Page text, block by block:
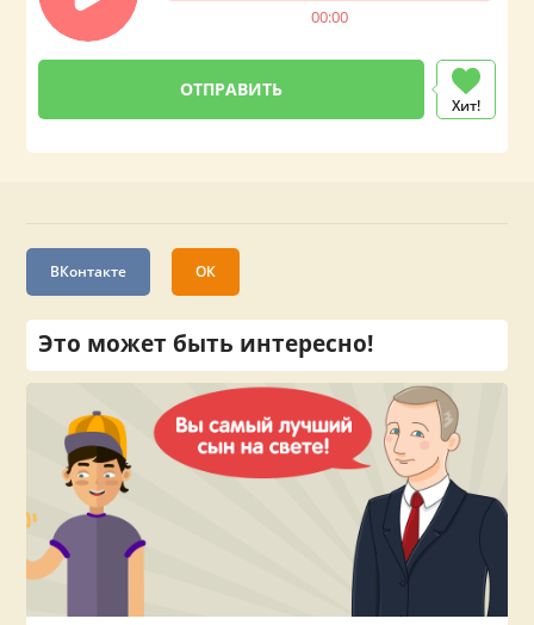
00:00
Хит!
ВКонтакте ОК
Это может быть интересно!